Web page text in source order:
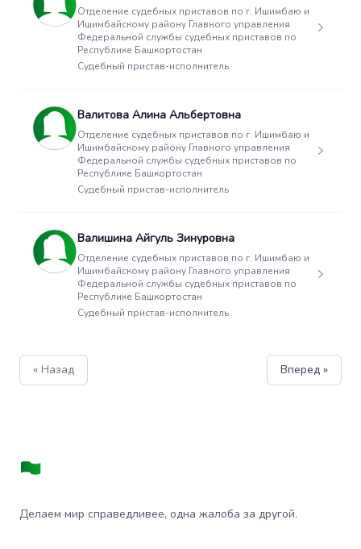
Отделение судебных приставов по г. Ишимбаю и
Ишимбайскому району Главного управления
Федеральной службы судебных приставов по
Республике Башкортостан
Судебный пристав-исполнитель
Валитова Алина Альбертовна
Отделение судебных приставов по г. Ишимбаю и
Ишимбайскому району Главного управления
Федеральной службы судебных приставов по
Республике Башкортостан
Судебный пристав-исполнитель
Валишина Айгуль Зинуровна
Отделение судебных приставов по г. Ишимбаю и
Ишимбайскому району Главного управления
Федеральной службы судебных приставов по
Республике Башкортостан
Судебный пристав-исполнитель
« Назад Вперед »
Делаем мир справедливее, одна жалоба за другой.